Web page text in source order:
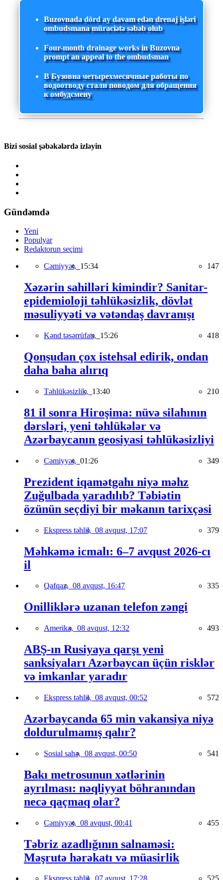
Buzovnada dörd ay davam edən drenaj işləri
ombudsmana müraciətə səbəb olub
Four-month drainage works in Buzovna
prompt an appeal to the ombudsman
В Бузовна четырехмесячные работы по
водоотводу стали поводом для обращения
к омбудсмену
Bizi sosial şəbəkələrdə izləyin
Gündəmdə
Yeni
Populyar
Redaktorun seçimi
Cəmiyyət, 15:34 147
Xəzərin sahilləri kimindir? Sanitar-
epidemioloji təhlükəsizlik, dövlət
məsuliyyəti və vətəndaş davranışı
Kənd təsərrüfatı, 15:26 418
Qonşudan çox istehsal edirik, ondan
daha baha alırıq
Təhlükəsizlik, 13:40 210
81 il sonra Hiroşima: nüvə silahının
dərsləri, yeni təhlükələr və
Azərbaycanın geosiyasi təhlükəsizliyi
Cəmiyyət, 01:26 349
Prezident iqamətgahı niyə məhz
Zuğulbada yaradılıb? Təbiətin
özünün seçdiyi bir məkanın tarixçəsi
Ekspress təhlil, 08 avqust, 17:07 379
Məhkəmə icmalı: 6–7 avqust 2026-cı
il
Qafqaz, 08 avqust, 16:47 335
Onilliklərə uzanan telefon zəngi
Amerika, 08 avqust, 12:32 493
ABŞ-ın Rusiyaya qarşı yeni
sanksiyaları Azərbaycan üçün risklər
və imkanlar yaradır
Ekspress təhlil, 08 avqust, 00:52 572
Azərbaycanda 65 min vakansiya niyə
doldurulmamış qalır?
Sosial sahə, 08 avqust, 00:50 541
Bakı metrosunun xətlərinin
ayrılması: nəqliyyat böhranından
necə qaçmaq olar?
Cəmiyyət, 08 avqust, 00:41 455
Təbriz azadlığının salnaməsi:
Məşrutə hərəkatı və müasirlik